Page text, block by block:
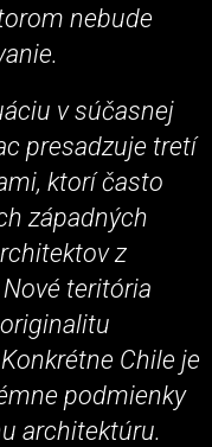
nebude
v súčasnej
presadzuje tretí
ktorí často
západných
z
teritória
Chile je
podmienky
architektúru.